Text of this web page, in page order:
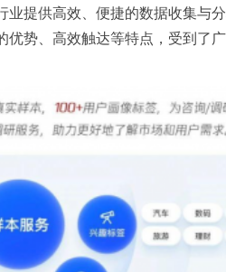
提供高效、便捷的数据收集与
势、高效触达等特点，受到了